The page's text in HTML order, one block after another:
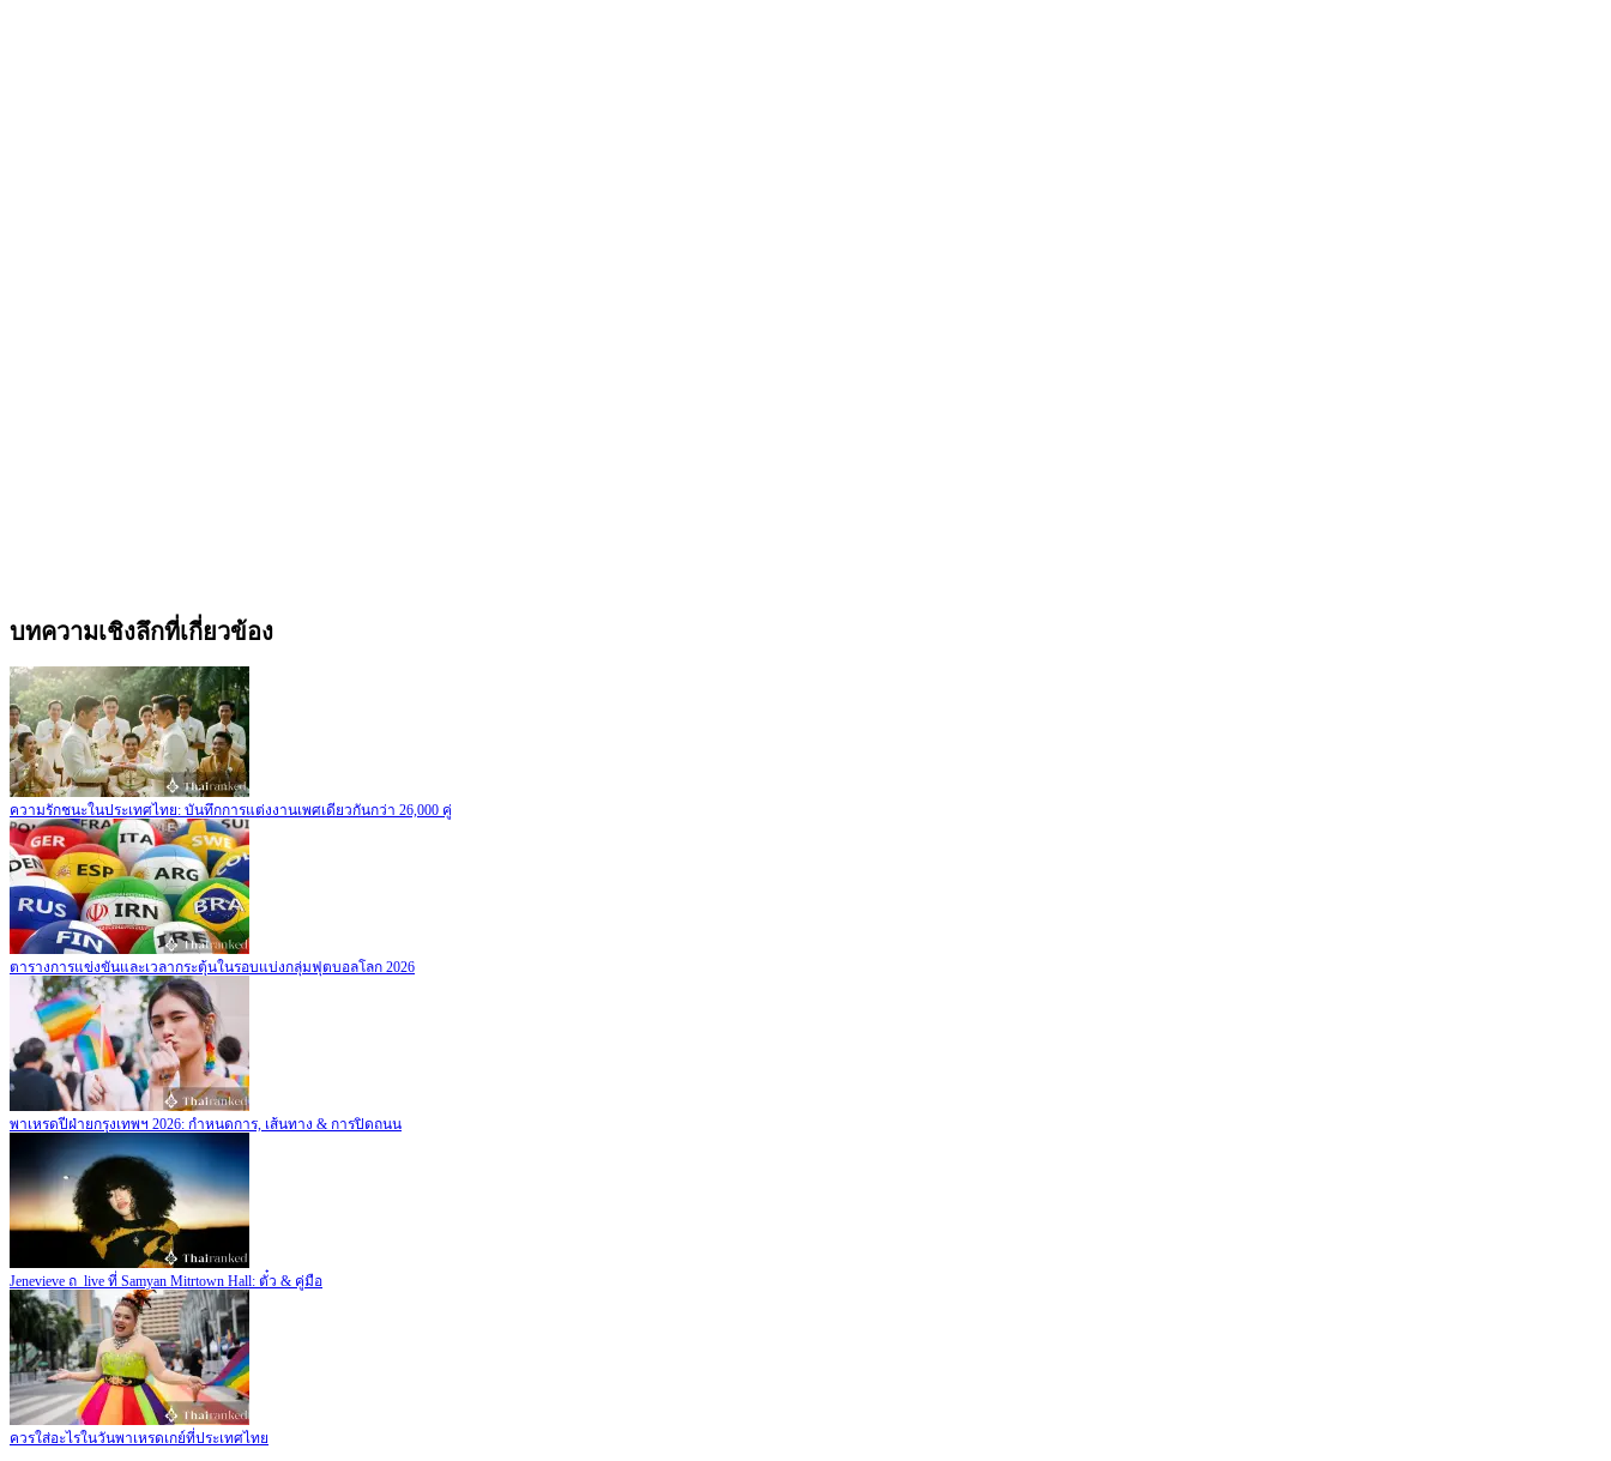
บทความเชิงลึกที่เกี่ยวข้อง
ความรักชนะในประเทศไทย: บันทึกการแต่งงานเพศเดียวกันกว่า 26,000 คู่
ตารางการแข่งขันและเวลากระตุ้นในรอบแบ่งกลุ่มฟุตบอลโลก 2026
พาเหรดปีฝ่ายกรุงเทพฯ 2026: กำหนดการ, เส้นทาง & การปิดถนน
Jenevieve ถ_live ที่ Samyan Mitrtown Hall: ตั๋ว & คู่มือ
ควรใส่อะไรในวันพาเหรดเกย์ที่ประเทศไทย